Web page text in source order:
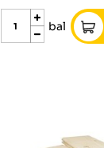
bal